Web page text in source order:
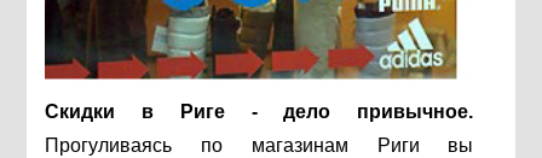
Скидки в Риге - дело привычное.
Прогуливаясь по магазинам Риги вы